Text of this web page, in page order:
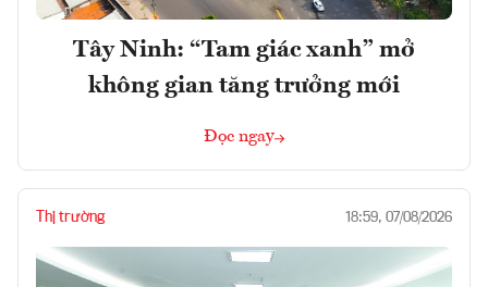
Tây Ninh: “Tam giác xanh” mở
không gian tăng trưởng mới
Đọc ngay
Thị trường 18:59, 07/08/2026